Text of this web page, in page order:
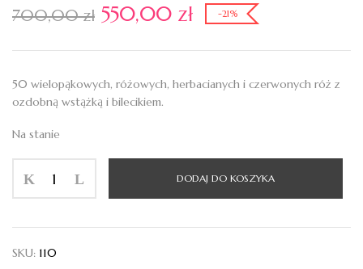
700,00zł Pierwotna
wynosiła:
550,00 złAktualna
cena
wynosi:
-21%
50 wielopąkowych, różowych, herbacianych i czerwonych róż z
ozdobną wstążką i bilecikiem.
Na stanie
Klasyczny
bukiet
róż
DODAJ DO KOSZYKA
SKU: 110